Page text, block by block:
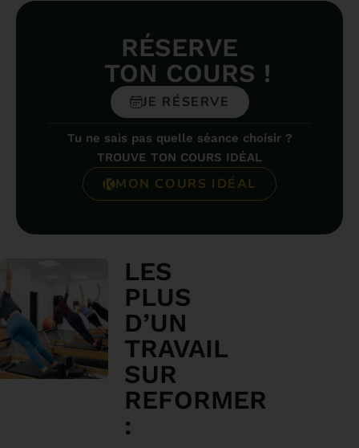
RÉSERVE
TON COURS !
JE RÉSERVE
Tu ne sais pas quelle séance choisir ?
TROUVE TON COURS IDÉAL
MON COURS IDÉAL
LES
PLUS
D’UN
TRAVAIL
SUR
REFORMER
: